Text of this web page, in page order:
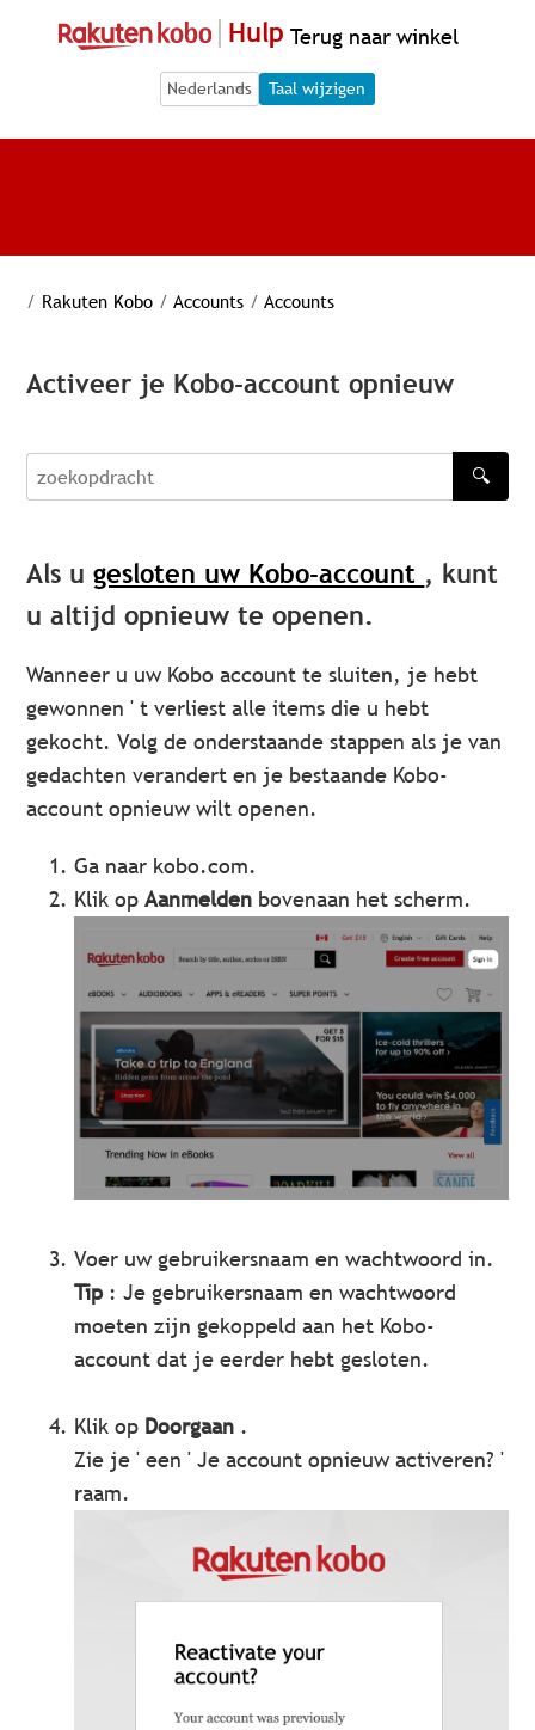
Hulp Terug naar winkel
Language Selection
Language Selection
Taal wijzigen
/ Rakuten Kobo / Accounts / Accounts
Activeer je Kobo-account opnieuw
zoekopdracht
🔍
Als ugesloten uw Kobo-account , kunt
u altijd opnieuw te openen.
Wanneer u uw Kobo account te sluiten, je hebt
gewonnen ' t verliest alle items die u hebt
gekocht. Volg de onderstaande stappen als je van
gedachten verandert en je bestaande Kobo-
account opnieuw wilt openen.
Ga naar kobo.com.
Klik opAanmelden bovenaan het scherm.
Voer uw gebruikersnaam en wachtwoord in.
Tip : Je gebruikersnaam en wachtwoord
moeten zijn gekoppeld aan het Kobo-
account dat je eerder hebt gesloten.
Klik op Doorgaan .
Zie je ' een ' Je account opnieuw activeren? '
raam.